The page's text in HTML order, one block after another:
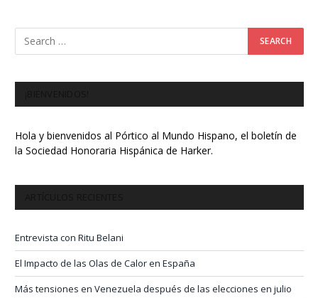
Hola y bienvenidos al Pórtico al Mundo Hispano, el boletín de
la Sociedad Honoraria Hispánica de Harker.
Entrevista con Ritu Belani
El Impacto de las Olas de Calor en España
Más tensiones en Venezuela después de las elecciones en julio